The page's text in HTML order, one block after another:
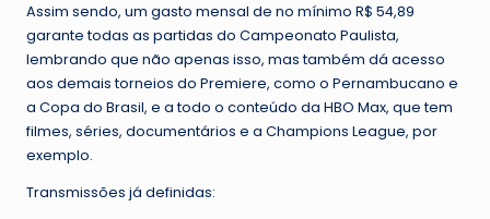
Assim sendo, um gasto mensal de no mínimo R$ 54,89
garante todas as partidas do Campeonato Paulista,
lembrando que não apenas isso, mas também dá acesso
aos demais torneios do Premiere, como o Pernambucano e
a Copa do Brasil, e a todo o conteúdo da HBO Max, que tem
filmes, séries, documentários e a Champions League, por
exemplo.
Transmissões já definidas: